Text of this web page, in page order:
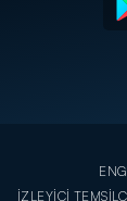
İZLEYİCİ